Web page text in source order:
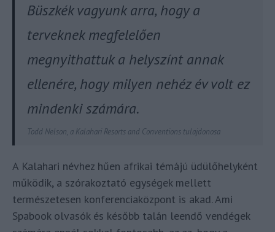
Büszkék vagyunk arra, hogya
terveknek megfelelően
megnyithattuk a helyszínt annak
ellenére, hogy milyen nehéz év volt ez
mindenki számára.
Todd Nelson, a Kalahari Resorts and Conventions tulajdonosa
A Kalahari névhez hűen afrikai témájú üdülőhelyként
működik, a szórakoztató egységek mellett
természetesen konferenciaközpont is akad. Ami
Spabook olvasók és később talán leendő vendégek